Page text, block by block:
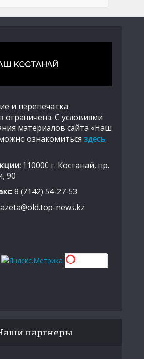
и перепечатка
ограничена. С условиями
материалов сайта «Наш
ознакомиться здесь.
110000 г. Костанай, пр.
90
8 (7142) 54-27-53
news.kz
партнеры